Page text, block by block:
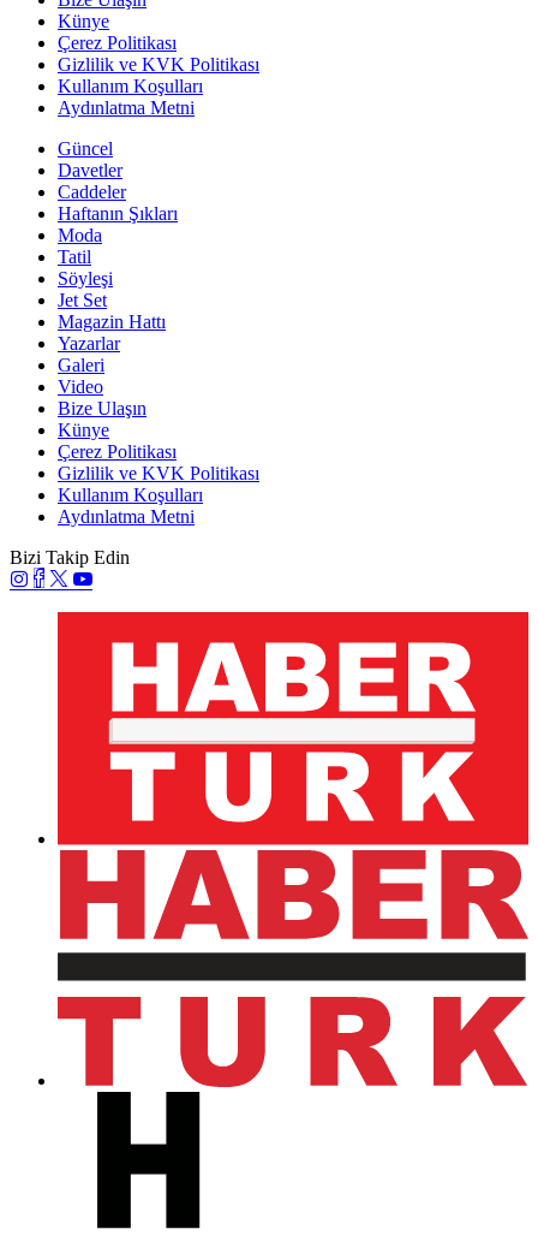
Künye
Çerez Politikası
Gizlilik ve KVK Politikası
Kullanım Koşulları
Aydınlatma Metni
Güncel
Davetler
Caddeler
Haftanın Şıkları
Moda
Tatil
Söyleşi
Jet Set
Magazin Hattı
Yazarlar
Galeri
Video
Bize Ulaşın
Künye
Çerez Politikası
Gizlilik ve KVK Politikası
Kullanım Koşulları
Aydınlatma Metni
Bizi Takip Edin